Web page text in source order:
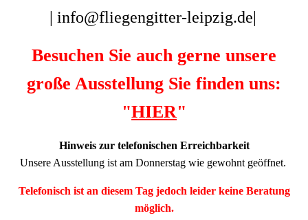
| info@fliegengitter-leipzig.de|
Besuchen Sie auch gerne unsere
große Ausstellung Sie finden uns:
"HIER"
Hinweis zur telefonischen Erreichbarkeit
Unsere Ausstellung ist am Donnerstag wie gewohnt geöffnet.
Telefonisch ist an diesem Tag jedoch leider keine Beratung
möglich.